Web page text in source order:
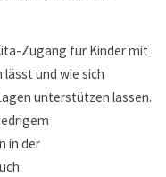
Zugang für Kinder mit
und wie sich
unterstützen lassen.
in der